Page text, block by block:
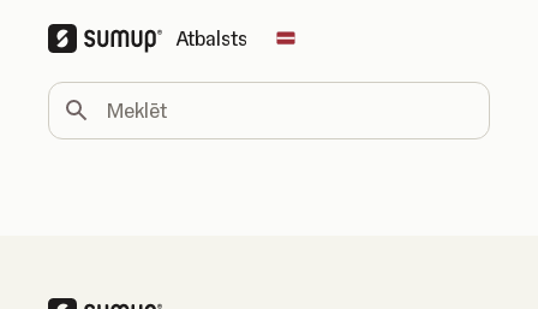
Atbalsts Change country
Meklēt